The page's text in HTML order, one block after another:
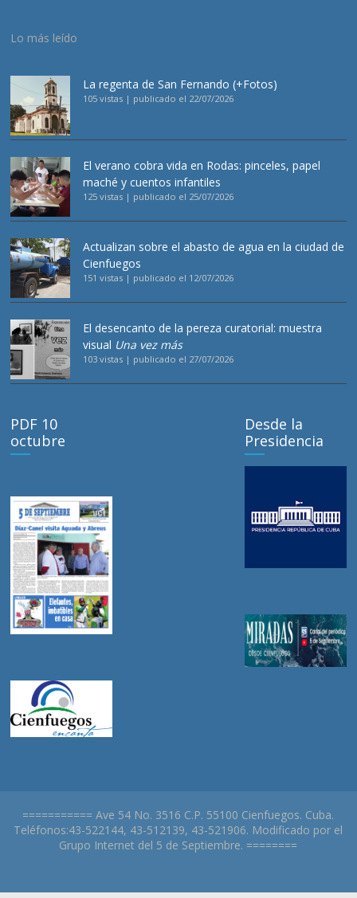
Lo más leído
La regenta de San Fernando (+Fotos)
105 vistas | publicado el 22/07/2026
El verano cobra vida en Rodas: pinceles, papel
maché y cuentos infantiles
125 vistas | publicado el 25/07/2026
Actualizan sobre el abasto de agua en la ciudad de
Cienfuegos
151 vistas | publicado el 12/07/2026
El desencanto de la pereza curatorial: muestra
visual Una vez más
103 vistas | publicado el 27/07/2026
PDF 10
octubre
Desde la
Presidencia
=========== Ave 54 No. 3516 C.P. 55100 Cienfuegos. Cuba.
Teléfonos:43-522144, 43-512139, 43-521906. Modificado por el
Grupo Internet del 5 de Septiembre. ========